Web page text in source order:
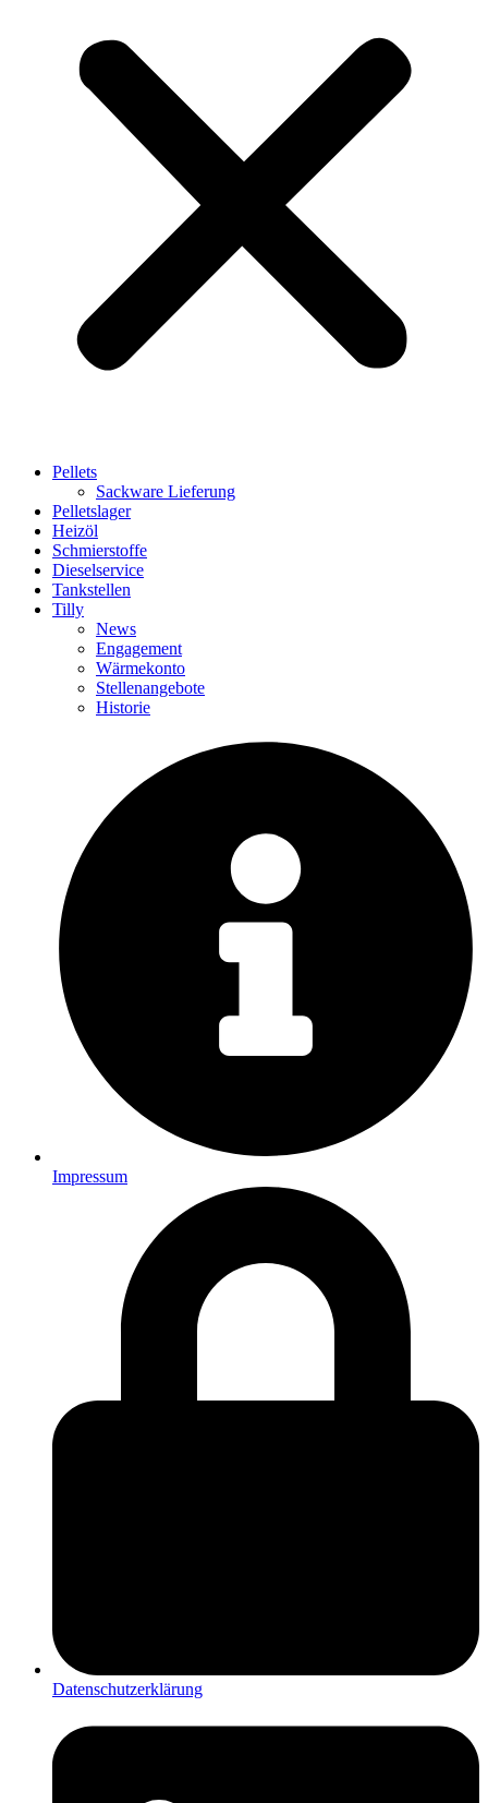
Pellets
Sackware Lieferung
Pelletslager
Heizöl
Schmierstoffe
Dieselservice
Tankstellen
Tilly
News
Engagement
Wärmekonto
Stellenangebote
Historie
Impressum
Datenschutzerklärung